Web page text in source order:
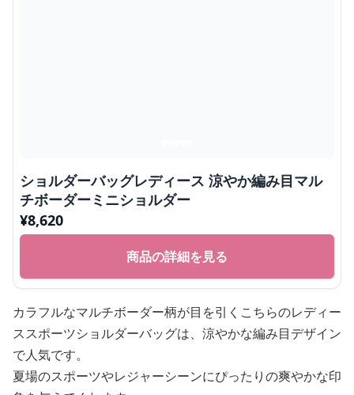
ショルダーバッグレディース 涼やか編み目マル
チボーダーミニショルダー
¥8,620
商品の詳細を見る
カラフルなマルチボーダー柄が目を引くこちらのレディー
ススポーツショルダーバッグは、涼やかな編み目デザイン
で人気です。
夏場のスポーツやレジャーシーンにぴったりの爽やかな印